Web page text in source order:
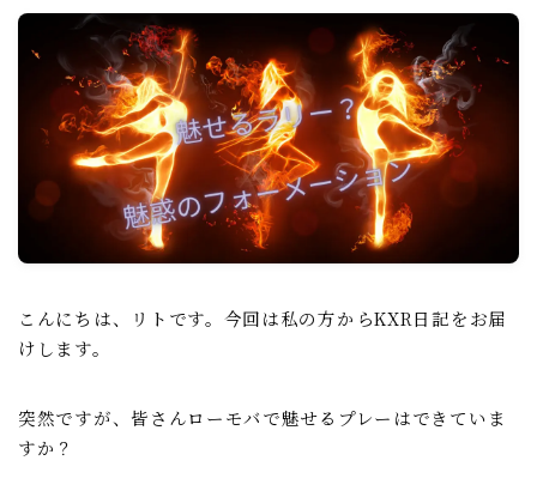
ギルド政策
ルール
コミュニケーション
募集戦略
外交戦略編
イベント攻略
ドラゴンアリーナ
KVK
こんにちは、リトです。今回は私の方からKXR日記をお届
けします。
突然ですが、皆さんローモバで魅せるプレーはできていま
すか？